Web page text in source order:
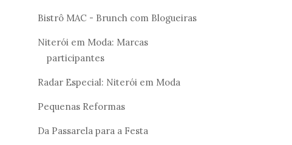
Bistrô MAC - Brunch com Blogueiras
Niterói em Moda: Marcas
participantes
Radar Especial: Niterói em Moda
Pequenas Reformas
Da Passarela para a Festa